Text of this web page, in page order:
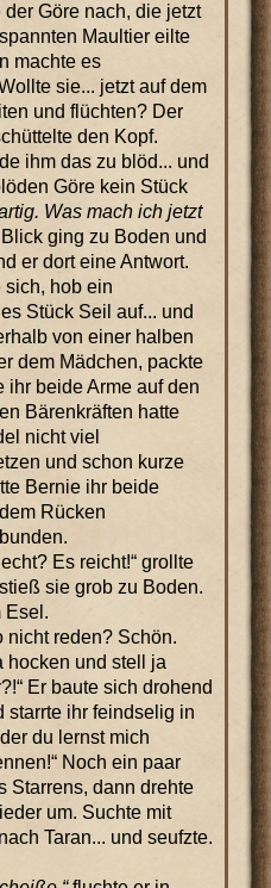
der Göre nach, die jetzt
Maultier eilte
machte es
sie... jetzt auf dem
und flüchten? Der
den Kopf.
ihm das zu blöd... und
Göre kein Stück
Was mach ich jetzt
ging zu Boden und
er dort eine Antwort.
sich, hob ein
Stück Seil auf... und
von einer halben
dem Mädchen, packte
ihr beide Arme auf den
Bärenkräften hatte
nicht viel
und schon kurze
Bernie ihr beide
Rücken
Es reicht!“ grollte
sie grob zu Boden.
Esel.
nicht reden? Schön.
hocken und stell ja
Er baute sich drohend
starrte ihr feindselig in
du lernst mich
Noch ein paar
Starrens, dann drehte
um. Suchte mit
Taran... und seufzte.